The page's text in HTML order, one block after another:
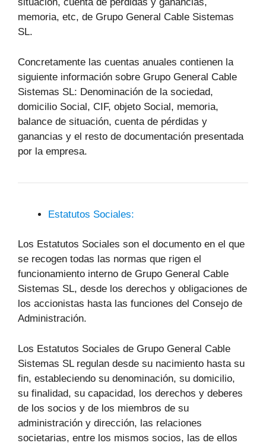
memoria, etc, de Grupo General Cable Sistemas
SL.
Concretamente las cuentas anuales contienen la
siguiente información sobre Grupo General Cable
Sistemas SL: Denominación de la sociedad,
domicilio Social, CIF, objeto Social, memoria,
balance de situación, cuenta de pérdidas y
ganancias y el resto de documentación presentada
por la empresa.
Estatutos Sociales:
Los Estatutos Sociales son el documento en el que
se recogen todas las normas que rigen el
funcionamiento interno de Grupo General Cable
Sistemas SL, desde los derechos y obligaciones de
los accionistas hasta las funciones del Consejo de
Administración.
Los Estatutos Sociales de Grupo General Cable
Sistemas SL regulan desde su nacimiento hasta su
fin, estableciendo su denominación, su domicilio,
su finalidad, su capacidad, los derechos y deberes
de los socios y de los miembros de su
administración y dirección, las relaciones
societarias, entre los mismos socios, las de ellos